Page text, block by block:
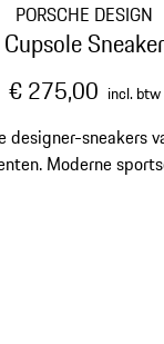
PORSCHE DESIGN
Cupsole Sneaker
€ 275,00 incl. btw
designer-sneakers
Moderne